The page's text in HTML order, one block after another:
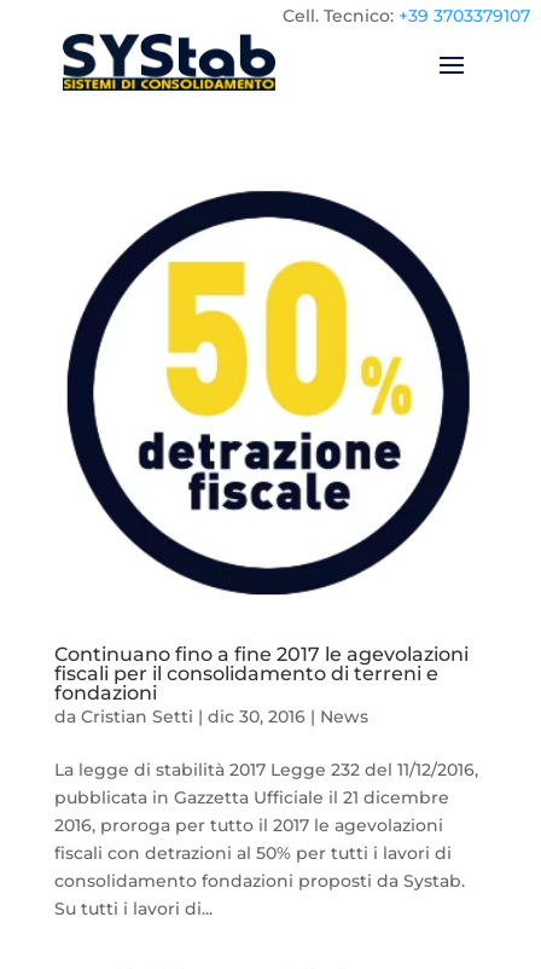
Cell. Tecnico: +39 3703379107
Continuano fino a fine 2017 le agevolazioni
fiscali per il consolidamento di terreni e
fondazioni
da Cristian Setti | dic 30, 2016| News
La legge di stabilità 2017 Legge 232 del 11/12/2016,
pubblicata in Gazzetta Ufficiale il 21 dicembre
2016, proroga per tutto il 2017 le agevolazioni
fiscali con detrazioni al 50% per tutti i lavori di
consolidamento fondazioni proposti da Systab.
Su tutti i lavori di...